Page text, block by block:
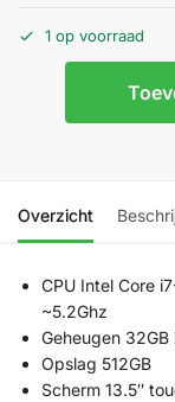
1 op voorraad
Overzicht
CPU Intel Core
~5.2Ghz
Geheugen 32GB
Opslag 512GB
Scherm 13.5″